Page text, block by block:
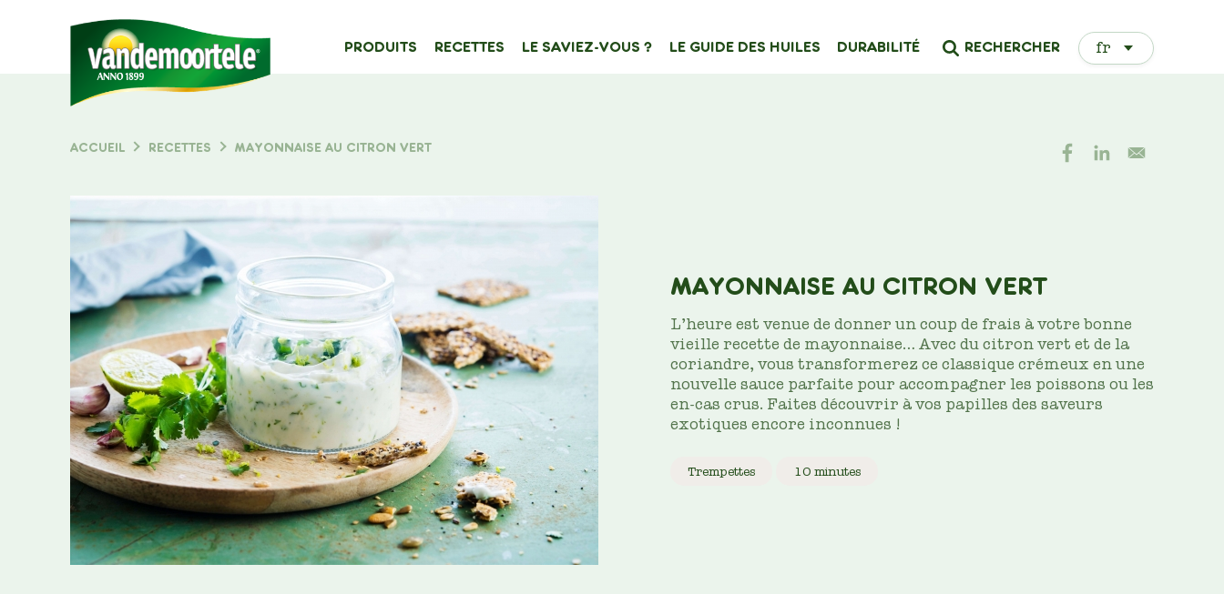
Type de contenu
MAIN
PRODUITS RECETTES LE SAVIEZ-VOUS ? LE GUIDE DES HUILES DURABILITÉ
Select
your
RECHERCHER
FIL
ACCUEIL RECETTES MAYONNAISE AU CITRON VERT
MAYONNAISE AU CITRON VERT
L’heure est venue de donner un coup de frais à votre bonne
vieille recette de mayonnaise… Avec du citron vert et de la
coriandre, vous transformerez ce classique crémeux en une
nouvelle sauce parfaite pour accompagner les poissons ou les
en-cas crus. Faites découvrir à vos papilles des saveurs
exotiques encore inconnues !
Trempettes 10 minutes